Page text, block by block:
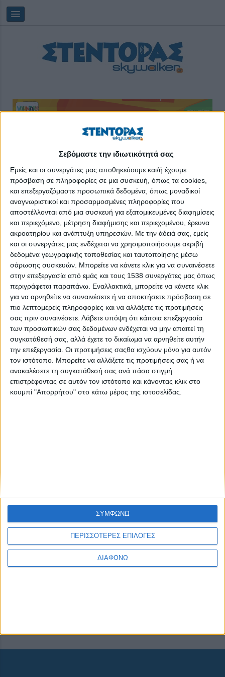
Σεβόμαστε την ιδιωτικότητά σας
Εμείς και οι συνεργάτες μας αποθηκεύουμε και/ή έχουμε
πρόσβαση σε πληροφορίες σε μια συσκευή, όπως τα cookies,
και επεξεργαζόμαστε προσωπικά δεδομένα, όπως μοναδικοί
αναγνωριστικοί και προσαρμοσμένες πληροφορίες που
αποστέλλονται από μια συσκευή για εξατομικευμένες διαφημίσεις
και περιεχόμενο, μέτρηση διαφήμισης και περιεχομένου, έρευνα
ακροατηρίου και ανάπτυξη υπηρεσιών. Με την άδειά σας, εμείς
και οι συνεργάτες μας ενδέχεται να χρησιμοποιήσουμε ακριβή
δεδομένα γεωγραφικής τοποθεσίας και ταυτοποίησης μέσω
σάρωσης συσκευών. Μπορείτε να κάνετε κλικ για να συναινέσετε
στην επεξεργασία από εμάς και τους 1538 συνεργάτες μας όπως
περιγράφεται παραπάνω. Εναλλακτικά, μπορείτε να κάνετε κλικ
για να αρνηθείτε να συναινέσετε ή να αποκτήσετε πρόσβαση σε
πιο λεπτομερείς πληροφορίες και να αλλάξετε τις προτιμήσεις
σας πριν συναινέσετε. Λάβετε υπόψη ότι κάποια επεξεργασία
των προσωπικών σας δεδομένων ενδέχεται να μην απαιτεί τη
συγκατάθεσή σας, αλλά έχετε το δικαίωμα να αρνηθείτε αυτήν
την επεξεργασία. Οι προτιμήσεις σαςθα ισχύουν μόνο για αυτόν
τον ιστότοπο. Μπορείτε να αλλάξετε τις προτιμήσεις σας ή να
ανακαλέσετε τη συγκατάθεσή σας ανά πάσα στιγμή
επιστρέφοντας σε αυτόν τον ιστότοπο και κάνοντας κλικ στο
κουμπί "Απορρήτου" στο κάτω μέρος της ιστοσελίδας.
ΠΕΡΙΣΣΟΤΕΡΕΣ ΕΠΙΛΟΓΕΣ
ΔΙΑΦΩΝΩ
ΣΥΜΦΩΝΩ
e-books Εκδόσεις Στέντορας
NEWSLETTER